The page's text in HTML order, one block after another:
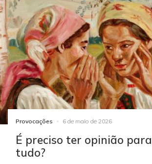
Provocações 6 de maio de 2026
É preciso ter opinião para
tudo?